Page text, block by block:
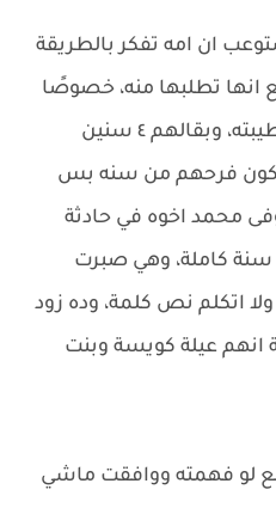
ان امه تفكر بالطريقة
انها تطلبها منه، خصوصًا
وهي عارفة انه بيحب مها خطيبته، وبقالهم ٤ سنين
فرحهم من سنه بس
محمد اخوه في حادثة
سنة كاملة، وهي صبرت
اتكلم نص كلمة، وده زود
انهم عيلة كويسة وبنت
لو فهمته ووافقت ماشي